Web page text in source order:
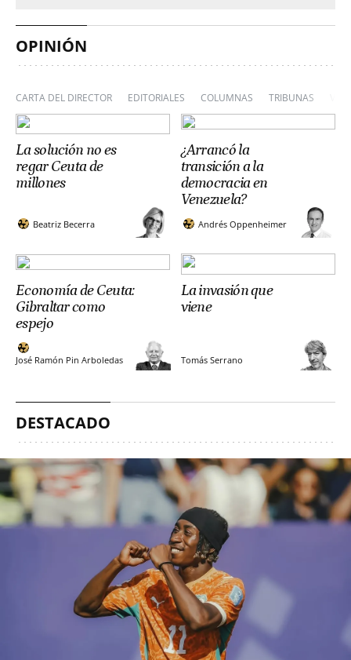
OPINIÓN
CARTA DEL DIRECTOR EDITORIALES COLUMNAS TRIBUNAS
La solución no es
regar Ceuta de
millones
Beatriz Becerra
¿Arrancó la
transición a la
democracia en
Venezuela?
Andrés Oppenheimer
Economía de Ceuta:
Gibraltar como
espejo
José Ramón Pin Arboledas
La invasión que
viene
Tomás Serrano
DESTACADO